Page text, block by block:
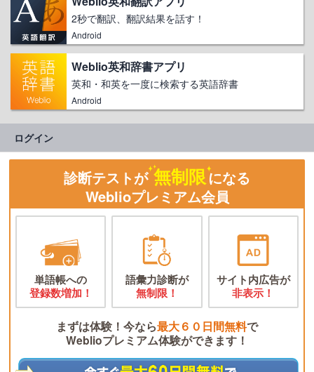
2秒で翻訳、翻訳結果を話す！
Android
Weblio英和辞書アプリ
英和・和英を一度に検索する英語辞書
Android
ログイン
診断テストが 無制限になる
Weblioプレミアム会員
単語帳への
登録数増加！
語彙力診断が
無制限！
サイト内広告が
非表示！
まずは体験！今なら最大６０日間無料で
Weblioプレミアム体験ができます！